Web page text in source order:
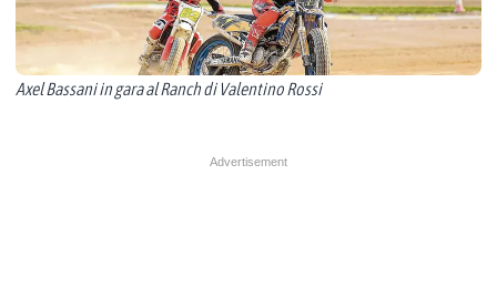
Axel Bassani in gara al Ranch di Valentino Rossi